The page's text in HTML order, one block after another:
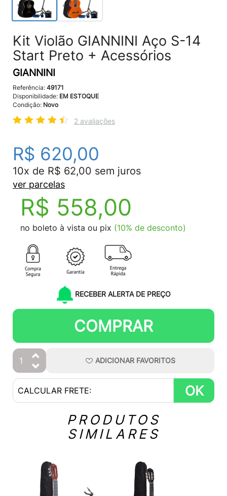
Kit Violão GIANNINI Aço S-14
Start Preto + Acessórios
GIANNINI
Referência: 49171
Disponibilidade: EM ESTOQUE
Condição: Novo
2 avaliações
R$ 620,00
10x de R$ 62,00 sem juros
ver parcelas
R$ 558,00
no boleto à vista ou pix (10% de desconto)
RECEBER ALERTA DE PREÇO
COMPRAR
ADICIONAR FAVORITOS
OK
PRODUTOS
SIMILARES